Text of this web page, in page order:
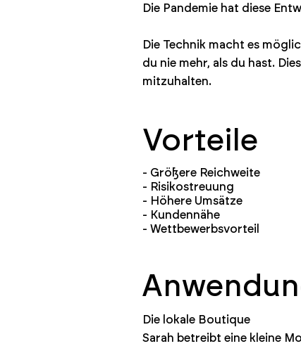
Die Pandemie hat diese
Die Technik macht es
du nie mehr, als du hast.
mitzuhalten.
Vorteile
- Größere Reichweite
- Risikostreuung
- Höhere Umsätze
- Kundennähe
- Wettbewerbsvorteil
Die lokale Boutique
Sarah betreibt eine kleine